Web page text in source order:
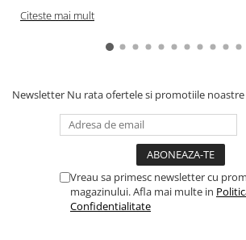
Marvel Univers
One Piece
Dragon Ball
Accesorii Gundam
Citeste mai mult
Newsletter Nu rata ofertele si promotiile noastre
Vreau sa primesc newsletter cu
magazinului. Afla mai multe in
Confidentialitate